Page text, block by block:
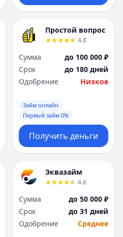
Простой вопрос
4.8
Сумма
до 100 000 ₽
Срок
до 180 дней
Одобрение
Низкое
Займ онлайн
Первый займ 0%
Получить деньги
Эквазайм
4.6
Сумма
до 50 000 ₽
Срок
до 31 дней
Одобрение
Среднее